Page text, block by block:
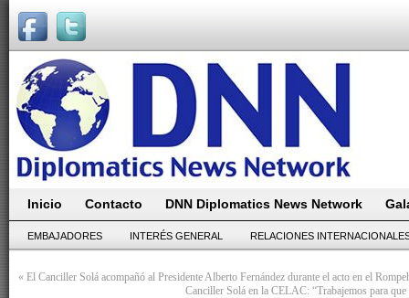
Inicio Contacto DNN Diplomatics News Network
EMBAJADORES INTERÉS GENERAL RELACIONES
« El Canciller Solá acompañó al Presidente Alberto Fernández durante el acto en el
Canciller Solá en la CELAC: “Trabajemos para